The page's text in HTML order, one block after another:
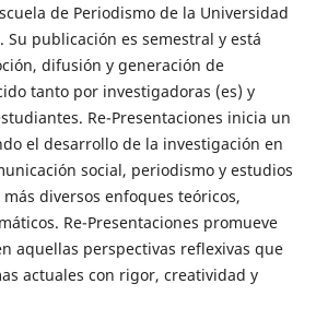
de Periodismo de la Universidad
Su publicación es semestral y está
difusión y generación de
tanto por investigadoras (es) y
Re-Presentaciones inicia un
el desarrollo de la investigación en
social, periodismo y estudios
diversos enfoques teóricos,
Re-Presentaciones promueve
aquellas perspectivas reflexivas que
actuales con rigor, creatividad y